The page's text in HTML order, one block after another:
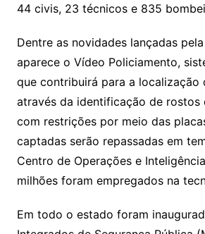
44 civis, 23 técnicos e 835
Dentre as novidades lançadas
aparece o Vídeo Policiamento,
que contribuirá para a localização
através da identificação de rostos
com restrições por meio das
captadas serão repassadas em
Centro de Operações e
milhões foram empregados na
Em todo o estado foram